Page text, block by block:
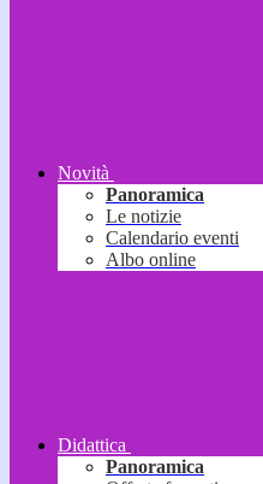
Novità
Panoramica
Le notizie
Calendario eventi
Albo online
Didattica
Panoramica